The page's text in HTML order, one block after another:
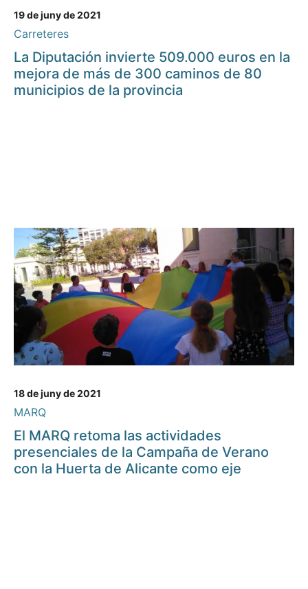
19 de juny de 2021
Carreteres
La Diputación invierte 509.000 euros en la
mejora de más de 300 caminos de 80
municipios de la provincia
18 de juny de 2021
MARQ
El MARQ retoma las actividades
presenciales de la Campaña de Verano
con la Huerta de Alicante como eje